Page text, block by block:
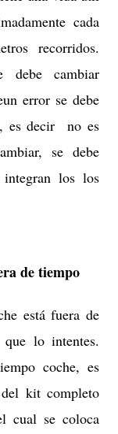
cada
recorridos.
debe cambiar
error se debe
es decir no es
se debe
los los
de tiempo
está fuera de
lo intentes.
coche, es
kit completo
cual se coloca